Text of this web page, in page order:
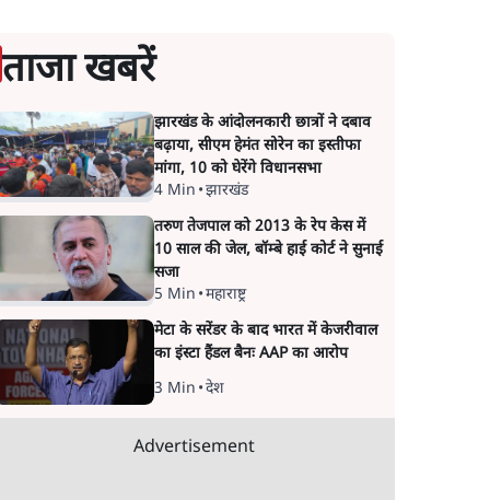
ताजा खबरें
झारखंड के आंदोलनकारी छात्रों ने दबाव
बढ़ाया, सीएम हेमंत सोरेन का इस्तीफा
मांगा, 10 को घेरेंगे विधानसभा
4 Min •झारखंड
तरुण तेजपाल को 2013 के रेप केस में
10 साल की जेल, बॉम्बे हाई कोर्ट ने सुनाई
सजा
5 Min •महाराष्ट्र
मेटा के सरेंडर के बाद भारत में केजरीवाल
का इंस्टा हैंडल बैनः AAP का आरोप
3 Min •देश
Advertisement